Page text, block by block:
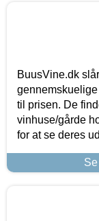
BuusVine.dk
til prisen. De
vinhuse/gårde
for at se deres